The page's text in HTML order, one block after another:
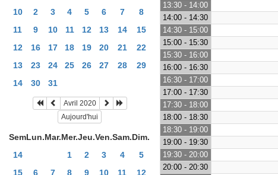
10
2 3 4 5 6 7
8
11
9 10 11 12 13 14
15
12
16 17 18 19 20 21
22
13
23 24 25 26 27 28
29
14
30 31
Avril 2020
Aujourd'hui
SemLun.Mar.Mer.Jeu.Ven.Sam.Dim.
14
1 2 3 4
5
15
6 7 8 9 10 11 12
13:30 - 14:00
14:00 - 14:30
14:30 - 15:00
15:00 - 15:30
15:30 - 16:00
16:00 - 16:30
16:30 - 17:00
17:00 - 17:30
17:30 - 18:00
18:00 - 18:30
18:30 - 19:00
19:00 - 19:30
19:30 - 20:00
20:00 - 20:30